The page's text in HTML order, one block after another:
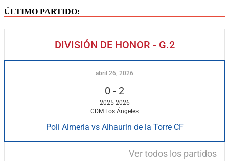
ÚLTIMO PARTIDO:
DIVISIÓN DE HONOR - G.2
abril 26, 2026
0 - 2
2025-2026
CDM Los Ángeles
Poli Almeria vs Alhaurin de la Torre CF
Ver todos los partidos